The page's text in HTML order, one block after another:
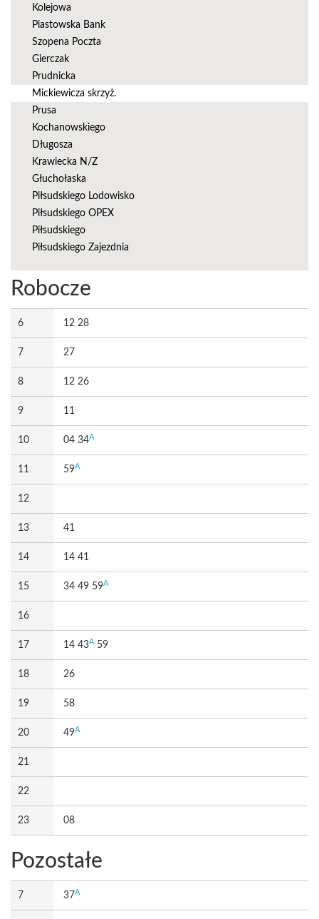
Kolejowa
Piastowska Bank
Szopena Poczta
Gierczak
Prudnicka
Mickiewicza skrzyż.
Prusa
Kochanowskiego
Długosza
Krawiecka N/Z
Głuchołaska
Piłsudskiego Lodowisko
Piłsudskiego OPEX
Piłsudskiego
Piłsudskiego Zajezdnia
Robocze
6 12 28
7 27
8 12 26
9 11
10 04 34A
11 59A
12
13 41
14 14 41
15 34 49 59A
16
17 14 43A59
18 26
19 58
20 49A
21
22
23 08
Pozostałe
7 37A